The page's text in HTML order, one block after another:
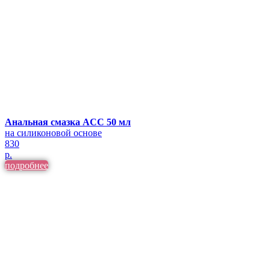
Анальная смазка ACC 50 мл
на силиконовой основе
830
р.
подробнее